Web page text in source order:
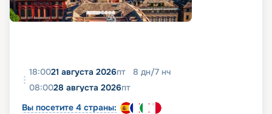
18:0021 августа 2026пт 8 дн/7 нч
08:0028 августа 2026пт
Вы посетите 4 страны: